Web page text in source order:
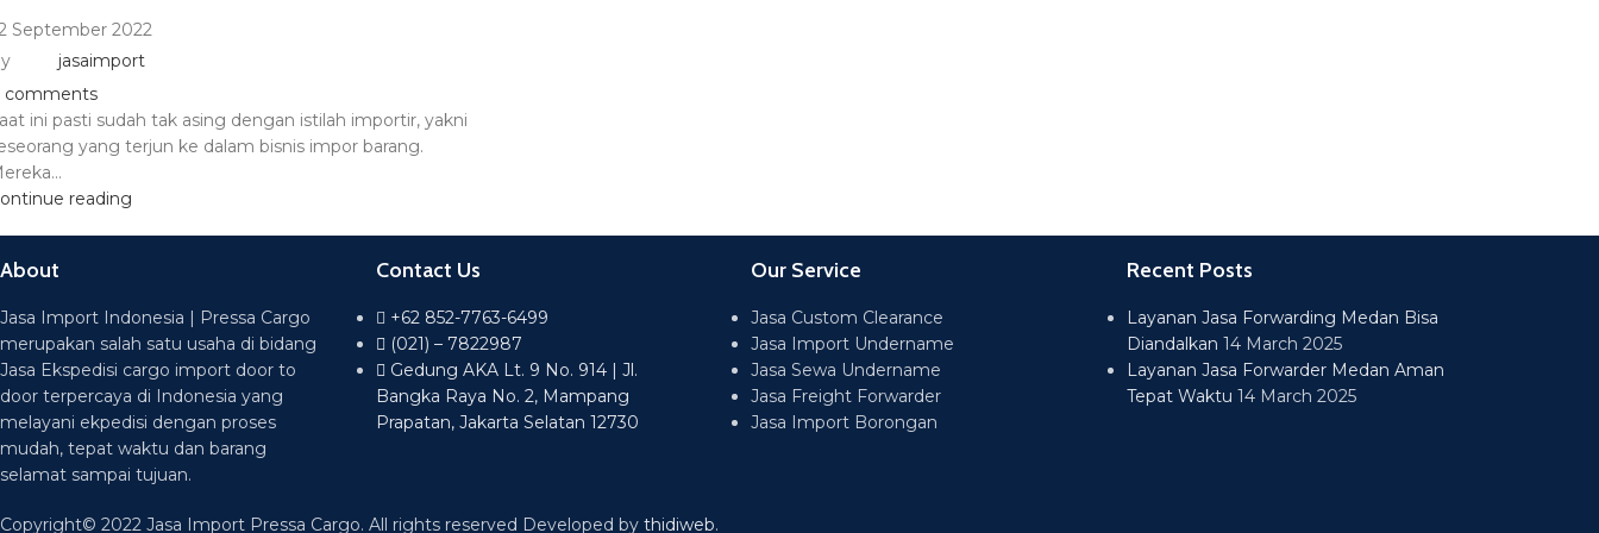
September 2022
jasaimport
comments
ini pasti sudah tak asing dengan istilah importir, yakni
yang terjun ke dalam bisnis impor barang.
reading
About
Jasa Import Indonesia | Pressa Cargo
merupakan salah satu usaha di bidang
Jasa Ekspedisi cargo import door to
door terpercaya di Indonesia yang
melayani ekpedisi dengan proses
mudah, tepat waktu dan barang
selamat sampai tujuan.
Contact Us
+62 852-7763-6499
(021) – 7822987
Gedung AKA Lt. 9 No. 914 | Jl.
Bangka Raya No. 2, Mampang
Prapatan, Jakarta Selatan 12730
Our Service
Jasa Custom Clearance
Jasa Import Undername
Jasa Sewa Undername
Jasa Freight Forwarder
Jasa Import Borongan
Recent Posts
Layanan Jasa Forwarding Medan Bisa
Diandalkan 14 March 2025
Layanan Jasa Forwarder Medan Aman
Tepat Waktu 14 March 2025
Copyright© 2022 Jasa Import Pressa Cargo. All rights reserved Developed by thidiweb.